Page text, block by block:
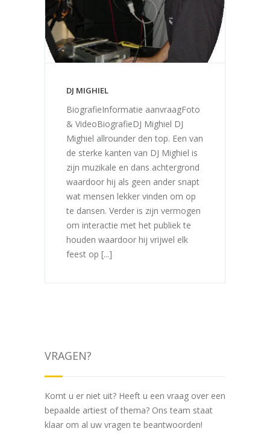
DJ MIGHIEL
BiografieInformatie aanvraagFoto
& VideoBiografieDJ Mighiel DJ
Mighiel allrounder den top. Een van
de sterke kanten van DJ Mighiel is
zijn muzikale en dans achtergrond
waardoor hij als geen ander snapt
wat mensen lekker vinden om op
te dansen. Verder is zijn vermogen
om interactie met het publiek te
houden waardoor hij vrijwel elk
feest op [...]
VRAGEN?
Komt u er niet uit? Heeft u een vraag over een
bepaalde artiest of thema? Ons team staat
klaar om al uw vragen te beantwoorden!